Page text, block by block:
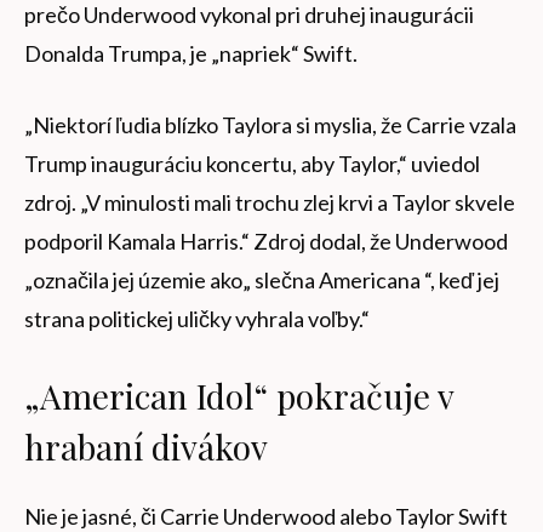
prečo Underwood vykonal pri druhej inaugurácii
Donalda Trumpa, je „napriek“ Swift.
„Niektorí ľudia blízko Taylora si myslia, že Carrie vzala
Trump inauguráciu koncertu, aby Taylor,“ uviedol
zdroj. „V minulosti mali trochu zlej krvi a Taylor skvele
podporil Kamala Harris.“ Zdroj dodal, že Underwood
„označila jej územie ako„ slečna Americana “, keď jej
strana politickej uličky vyhrala voľby.“
„American Idol“ pokračuje v
hrabaní divákov
Nie je jasné, či Carrie Underwood alebo Taylor Swift